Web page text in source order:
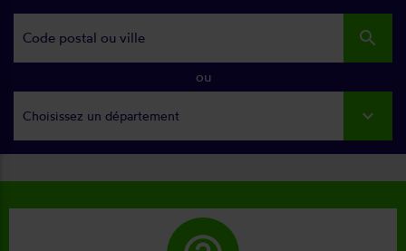
search
ou
Choisissez un département